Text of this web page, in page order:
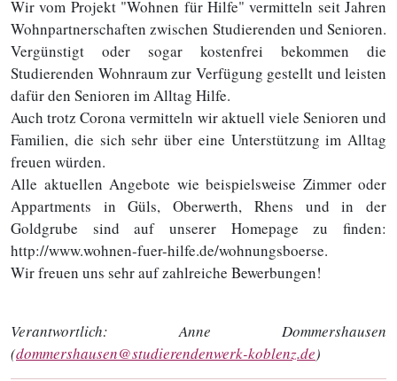
Wir vom Projekt "Wohnen für Hilfe" vermitteln seit Jahren
Wohnpartnerschaften zwischen Studierenden und Senioren.
Vergünstigt oder sogar kostenfrei bekommen die
Studierenden Wohnraum zur Verfügung gestellt und leisten
dafür den Senioren im Alltag Hilfe.
Auch trotz Corona vermitteln wir aktuell viele Senioren und
Familien, die sich sehr über eine Unterstützung im Alltag
freuen würden.
Alle aktuellen Angebote wie beispielsweise Zimmer oder
Appartments in Güls, Oberwerth, Rhens und in der
Goldgrube sind auf unserer Homepage zu finden:
http://www.wohnen-fuer-hilfe.de/wohnungsboerse.
Wir freuen uns sehr auf zahlreiche Bewerbungen!
Verantwortlich: Anne Dommershausen
(dommershausen@studierendenwerk-koblenz.de)